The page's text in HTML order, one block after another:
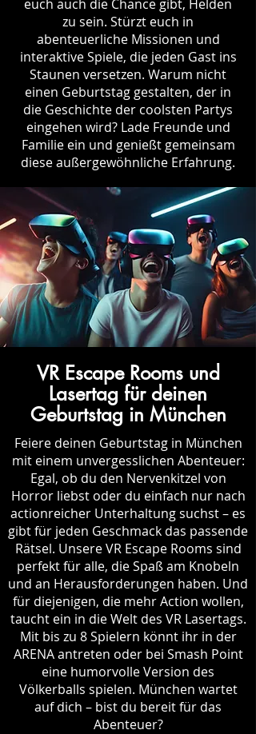
euch auch die Chance gibt, Helden
zu sein. Stürzt euch in
abenteuerliche Missionen und
interaktive Spiele, die jeden Gast ins
Staunen versetzen. Warum nicht
einen Geburtstag gestalten, der in
die Geschichte der coolsten Partys
eingehen wird? Lade Freunde und
Familie ein und genießt gemeinsam
diese außergewöhnliche Erfahrung.
VR Escape Rooms und
Lasertag für deinen
Geburtstag in München
Feiere deinen Geburtstag in München
mit einem unvergesslichen Abenteuer:
Egal, ob du den Nervenkitzel von
Horror liebst oder du einfach nur nach
actionreicher Unterhaltung suchst – es
gibt für jeden Geschmack das passende
Rätsel. Unsere VR Escape Rooms sind
perfekt für alle, die Spaß am Knobeln
und an Herausforderungen haben. Und
für diejenigen, die mehr Action wollen,
taucht ein in die Welt des VR Lasertags.
Mit bis zu 8 Spielern könnt ihr in der
ARENA antreten oder bei Smash Point
eine humorvolle Version des
Völkerballs spielen. München wartet
auf dich – bist du bereit für das
Abenteuer?